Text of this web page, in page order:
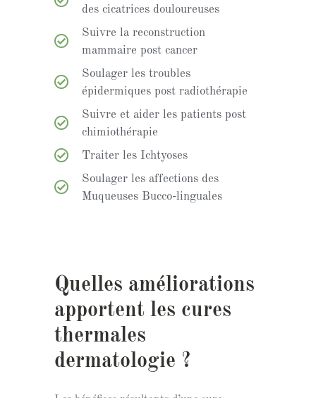
des cicatrices douloureuses
Suivre la reconstruction
mammaire post cancer
Soulager les troubles
épidermiques post radiothérapie
Suivre et aider les patients post
chimiothérapie
Traiter les Ichtyoses
Soulager les affections des
Muqueuses Bucco-linguales
Quelles améliorations
apportent les cures
thermales
dermatologie ?